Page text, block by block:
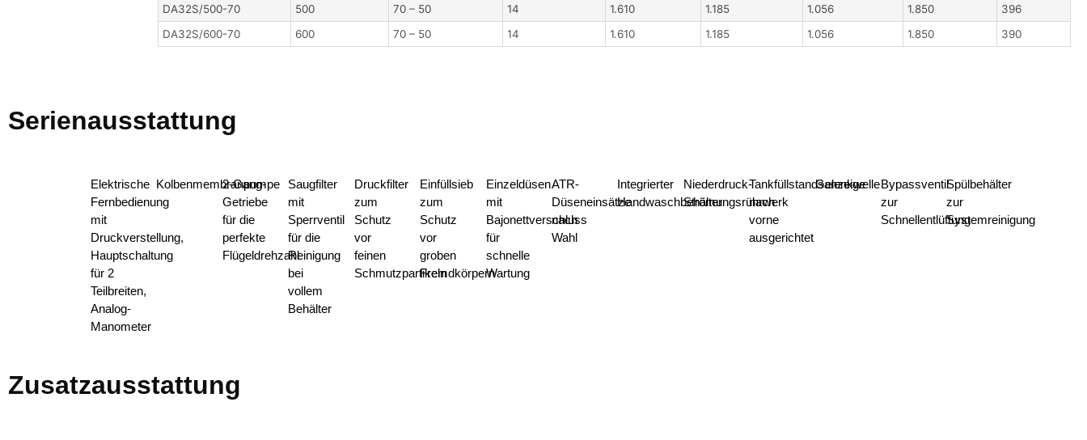
DA32S/500-70
500 70 – 50 14 1.610 1.185 1.056 1.850
396
DA32S/600-70
600 70 – 50 14 1.610 1.185 1.056 1.850 390
Serienausstattung
Elektrische
Fernbedienung
mit
Druckverstellung,
Hauptschaltung
für 2
Teilbreiten,
Analog-
Manometer
Kolbenmembranpumpe
2-Gang-
Getriebe
für die
perfekte
Flügeldrehzahl
Saugfilter
mit
Sperrventil
für die
Reinigung
bei
vollem
Behälter
Druckfilter
zum
Schutz
vor
feinen
Schmutzpartikeln
Einfüllsieb
zum
Schutz
vor
groben
Fremdkörpern
Einzeldüsen
mit
Bajonettverschluss
für
schnelle
Wartung
ATR-
Düseneinsätze
nach
Wahl
Integrierter
Handwaschbehälter
Niederdruck-
Strömungsrührwerk
Tankfüllstandsanzeige
nach
vorne
ausgerichtet
GelenkwelleBypassventil
zur
Schnellentlüftung
Spülbehälter
zur
Systemreinigung
Zusatzausstattung